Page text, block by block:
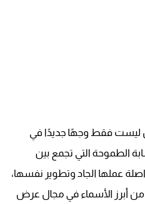
ليست فقط وجهًا جديدًا في
الطموحة التي تجمع بين
عملها الجاد وتطوير نفسها،
أبرز الأسماء في مجال عرض